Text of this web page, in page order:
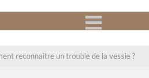
reconnaitre un trouble de la vessie ?